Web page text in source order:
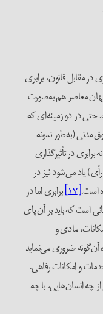
مقابل قانون، برابری
جهان معاصر هم به‌صورت
حتی در دو زمینه‌ای که
مدنی (به‌طور نمونه
در تأثیرگذاری
یاد می‌شود نیز در
است.[۱۷]
برابری اما در
است که باید بر آن پای
مادی و
ضروری می‌نماید
و امکانات رفاهی.
انسان‌هایی، با چه